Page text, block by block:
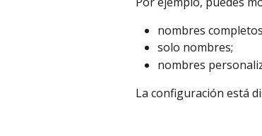
nombres
solo nombres;
nombres
La configuración está